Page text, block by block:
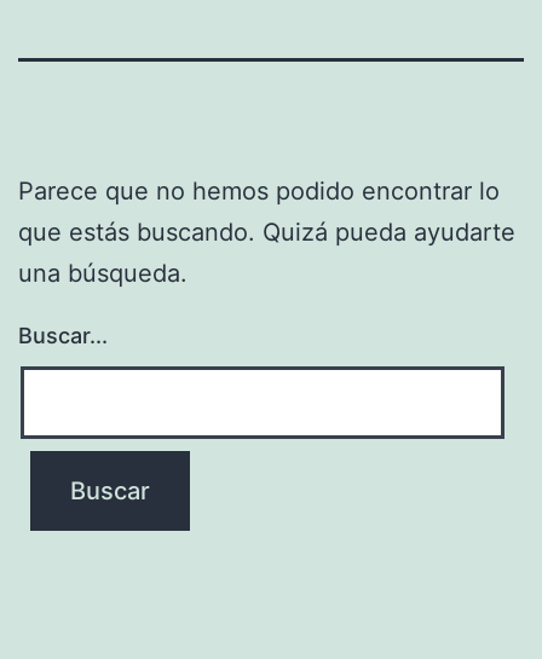
Parece que no hemos podido encontrar lo
que estás buscando. Quizá pueda ayudarte
una búsqueda.
Buscar...